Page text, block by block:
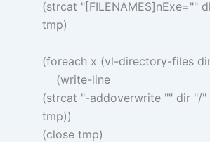
(strcat "[FILENAMES]nExe=""
tmp)
(foreach x (vl-directory-files
(write-line
(strcat "-addoverwrite "" dir "/"
tmp))
(close tmp)